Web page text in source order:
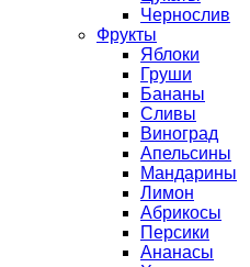
Чернослив
Фрукты
Яблоки
Груши
Бананы
Сливы
Виноград
Апельсины
Мандарины
Лимон
Абрикосы
Персики
Ананасы